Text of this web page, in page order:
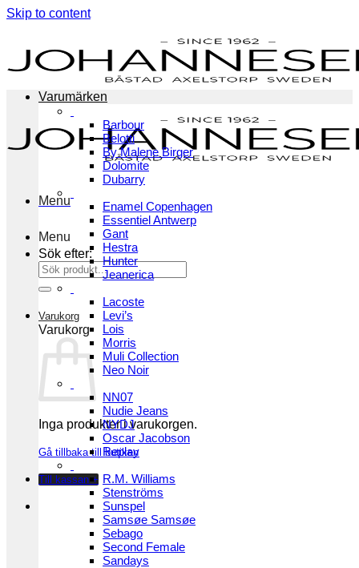
Skip to content
Menu
Menu
Sök efter:
Varukorg
Varukorg
Inga produkter i varukorgen.
Gå tillbaka till butiken
Till kassan +
Varumärken
Barbour
Belotti
By Malene Birger
Dolomite
Dubarry
Enamel Copenhagen
Essentiel Antwerp
Gant
Hestra
Hunter
Jeanerica
Lacoste
Levi’s
Lois
Morris
Muli Collection
Neo Noir
NN07
Nudie Jeans
NYDJ
Oscar Jacobson
Replay
R.M. Williams
Stenströms
Sunspel
Samsøe Samsøe
Sebago
Second Female
Sandays